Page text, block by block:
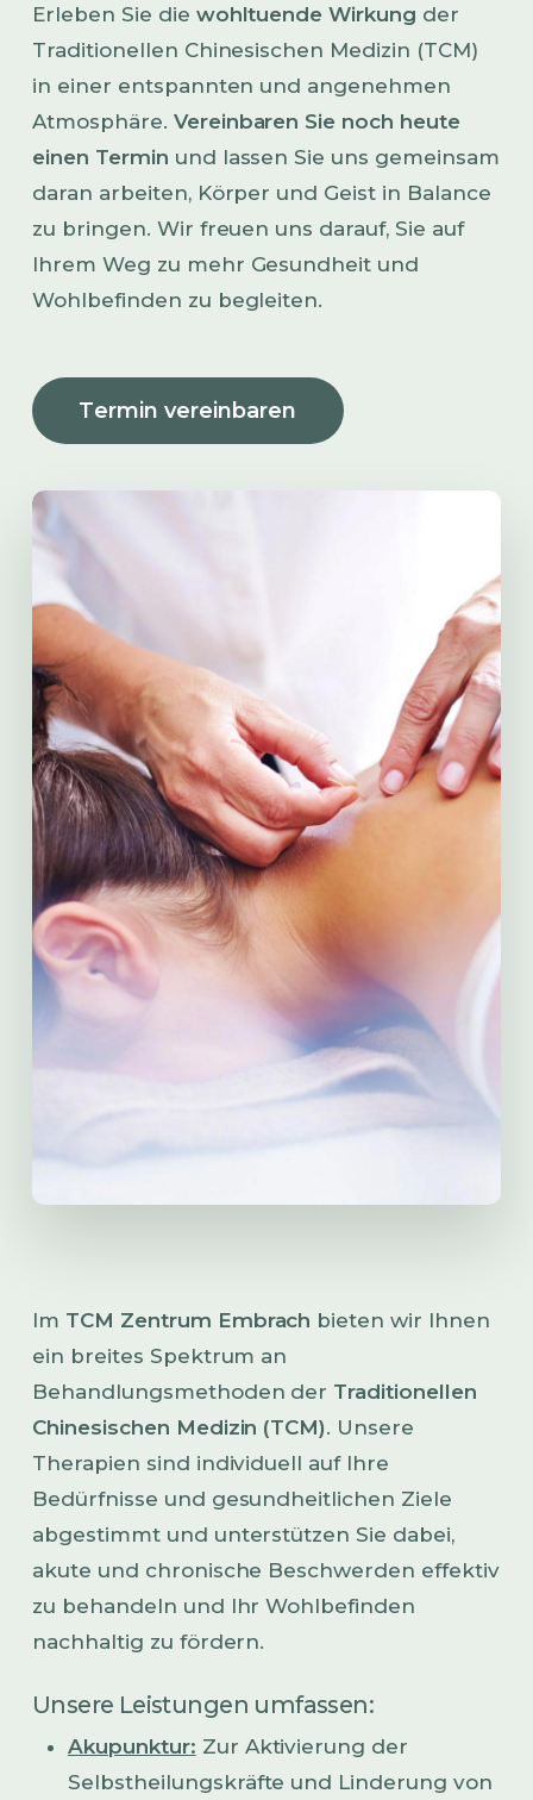
Erleben Sie die wohltuende Wirkung der
Traditionellen Chinesischen Medizin (TCM)
in einer entspannten und angenehmen
Atmosphäre. Vereinbaren Sie noch heute
einen Termin und lassen Sie uns gemeinsam
daran arbeiten, Körper und Geist in Balance
zu bringen. Wir freuen uns darauf, Sie auf
Ihrem Weg zu mehr Gesundheit und
Wohlbefinden zu begleiten.
Termin vereinbaren
Im TCM Zentrum Embrach bieten wir Ihnen
ein breites Spektrum an
Behandlungsmethoden der Traditionellen
Chinesischen Medizin (TCM). Unsere
Therapien sind individuell auf Ihre
Bedürfnisse und gesundheitlichen Ziele
abgestimmt und unterstützen Sie dabei,
akute und chronische Beschwerden effektiv
zu behandeln und Ihr Wohlbefinden
nachhaltig zu fördern.
Unsere Leistungen umfassen:
Akupunktur: Zur Aktivierung der
Selbstheilungskräfte und Linderung von